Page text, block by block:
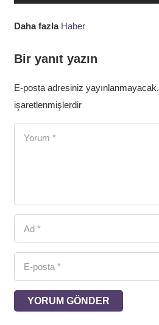
Daha fazla Haber
Bir yanıt yazın
E-posta adresiniz yayınlanmayacak.
işaretlenmişlerdir
YORUM GÖNDER